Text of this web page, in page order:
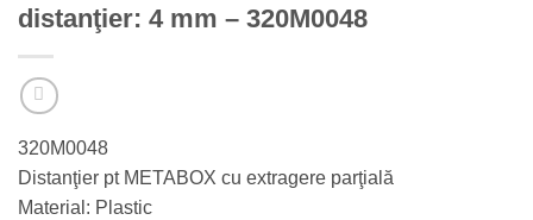
distanţier: 4 mm – 320M0048
320M0048
Distanţier pt METABOX cu extragere parţială
Material: Plastic